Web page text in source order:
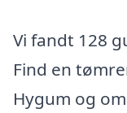
Vi fandt 128
Find en
Hygum og